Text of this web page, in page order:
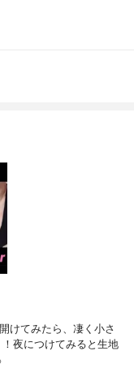
けてみたら、凄く小さ
夜につけてみると生地